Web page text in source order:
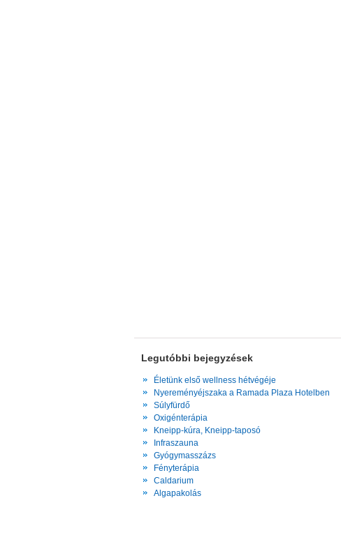
Legutóbbi bejegyzések
Életünk első wellness hétvégéje
Nyereményéjszaka a Ramada Plaza Hotelben
Súlyfürdő
Oxigénterápia
Kneipp-kúra, Kneipp-taposó
Infraszauna
Gyógymasszázs
Fényterápia
Caldarium
Algapakolás